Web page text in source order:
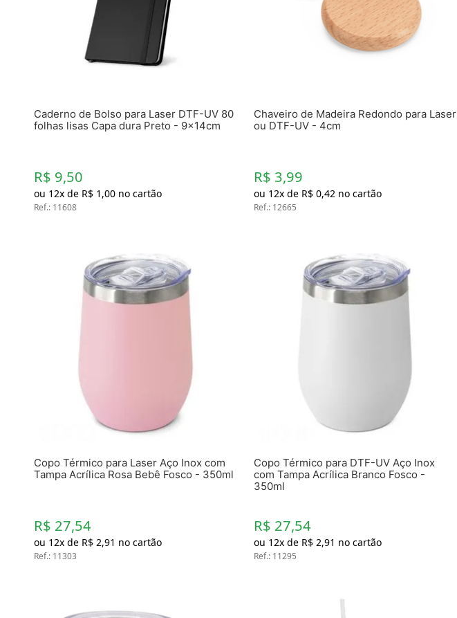
Caderno de Bolso para Laser DTF-UV 80
folhas lisas Capa dura Preto - 9x14cm
R$ 9,50
ou 12x de R$ 1 ,00 no cartão
Ref.: 11608
Chaveiro de Madeira Redondo para Laser
ou DTF-UV - 4cm
R$ 3,99
ou 12x de R$ 0,42no cartão
Ref.: 12665
Copo Térmico para Laser Aço Inox com
Tampa Acrílica Rosa Bebê Fosco - 350ml
R$ 27,54
ou 12x de R$ 2,91 no cartão
Ref.: 11303
Copo Térmico para DTF-UV Aço Inox
com Tampa Acrílica Branco Fosco -
350ml
R$ 27,54
ou 12x de R$ 2,91 no cartão
Ref.: 11295